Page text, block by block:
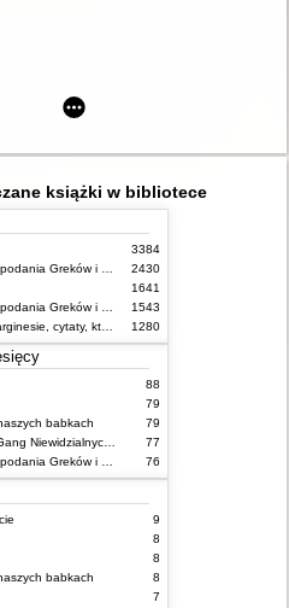
książki w bibliotece
3384
2430
1641
1543
1280
88
79
babkach
79
77
76
9
8
8
babkach
8
7